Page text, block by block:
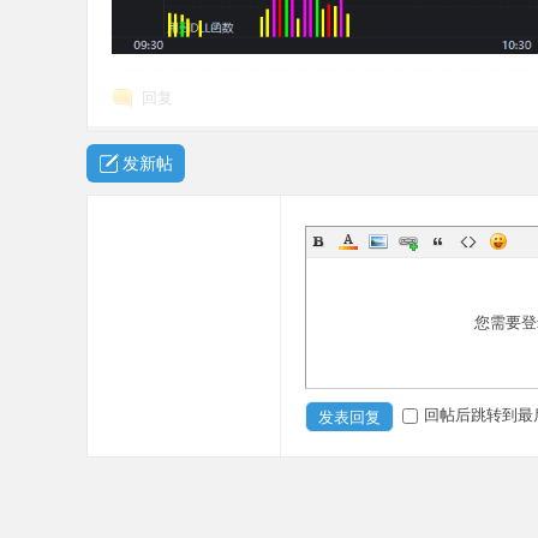
回复
发新帖
您需要
发表回复 回帖后跳转到最